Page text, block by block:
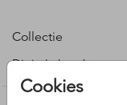
Cookies
gepersonaliseerde
videobestand
nodig bij het
Collectie
Digitale kerstkaart